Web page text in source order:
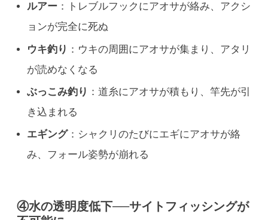
ルアー ：トレブルフックにアオサが絡み、アクシ
ョンが完全に死ぬ
ウキ釣り ：ウキの周囲にアオサが集まり、アタリ
が読めなくなる
ぶっこみ釣り ：道糸にアオサが積もり、竿先が引
き込まれる
エギング：シャクリのたびにエギにアオサが絡
み、フォール姿勢が崩れる
④水の透明度低下──サイトフィッシングが